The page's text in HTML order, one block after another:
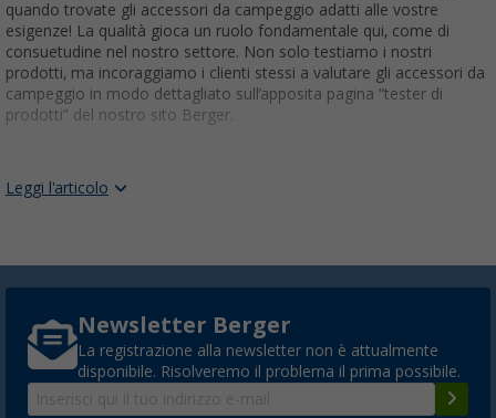
quando trovate gli accessori da campeggio adatti alle vostre
esigenze! La qualità gioca un ruolo fondamentale qui, come di
consuetudine nel nostro settore. Non solo testiamo i nostri
prodotti, ma incoraggiamo i clienti stessi a valutare gli accessori da
campeggio in modo dettagliato sull’apposita pagina “tester di
prodotti” del nostro sito Berger.
ACCESSORI PER IL CAMPEGGIO
garantiredurata e funzionalità, consentendoti di vivere la natura
con totale sicurezza e comfort. Scopri tutto il necessario per
un'esperienza di campeggio unica e indimenticabile.
ATTREZZATURA OUTDOOR DELLE MIGLIORI
Leggi l'articolo
Newsletter Berger
La registrazione alla newsletter non è attualmente
disponibile. Risolveremo il problema il prima possibile.